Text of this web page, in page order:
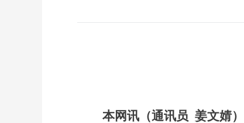
本网讯（通讯员 姜文婧）